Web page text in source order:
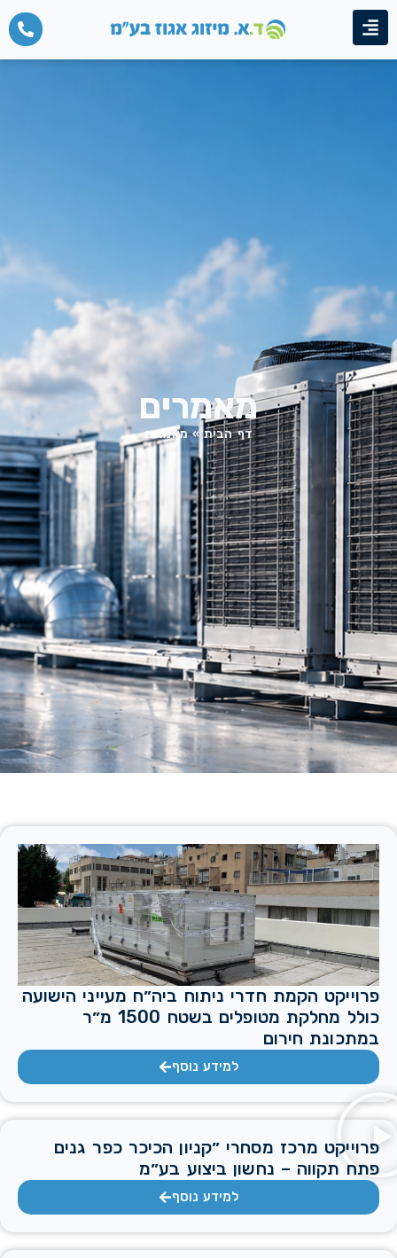
מאמרים
דף הבית»מאמרים
פרוייקט הקמת חדרי ניתוח ביה״ח מעייני הישועה
כולל מחלקת מטופלים בשטח 1500 מ״ר
במתכונת חירום
למידע נוסף
פרוייקט מרכז מסחרי ״קניון הכיכר כפר גנים
פתח תקווה – נחשון ביצוע בע״מ
למידע נוסף